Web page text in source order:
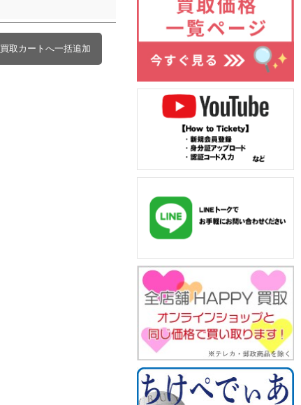
買取カートへ一括追加